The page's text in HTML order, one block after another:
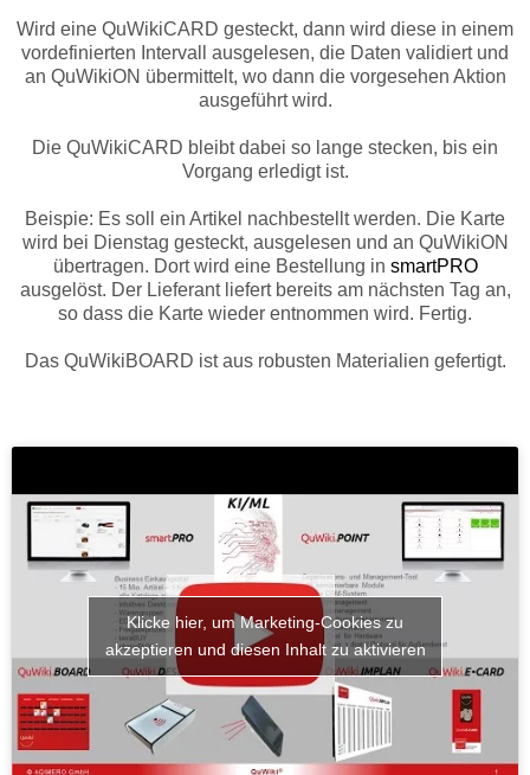
Wird eine QuWikiCARD gesteckt, dann wird diese in einem
vordefinierten Intervall ausgelesen, die Daten validiert und
an QuWikiON übermittelt, wo dann die vorgesehen Aktion
ausgeführt wird.
Die QuWikiCARD bleibt dabei so lange stecken, bis ein
Vorgang erledigt ist.
Beispie: Es soll ein Artikel nachbestellt werden. Die Karte
wird bei Dienstag gesteckt, ausgelesen und an QuWikiON
übertragen. Dort wird eine Bestellung in smartPRO
ausgelöst. Der Lieferant liefert bereits am nächsten Tag an,
so dass die Karte wieder entnommen wird. Fertig.
Das QuWikiBOARD ist aus robusten Materialien gefertigt.
Klicke hier, um Marketing-Cookies zu
akzeptieren und diesen Inhalt zu aktivieren